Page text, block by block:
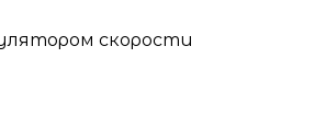
скорости